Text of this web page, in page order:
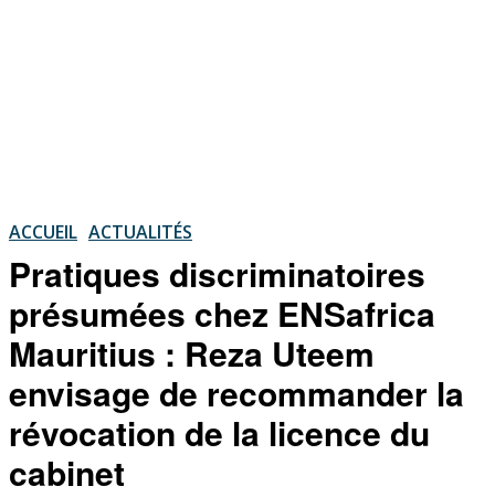
ACCUEIL ACTUALITÉS
Pratiques discriminatoires
présumées chez ENSafrica
Mauritius : Reza Uteem
envisage de recommander la
révocation de la licence du
cabinet